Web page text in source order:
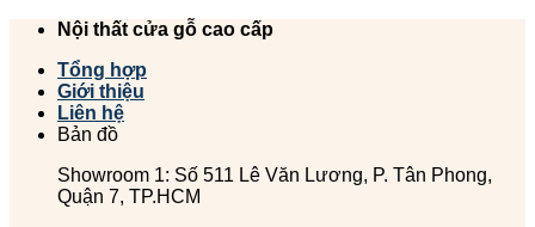
Chuyển
dung
Nội thất cửa gỗ cao cấp
Tổng hợp
Giới thiệu
Liên hệ
Bản đồ
Showroom 1: Số 511 Lê Văn Lương, P. Tân Phong,
Quận 7, TP.HCM